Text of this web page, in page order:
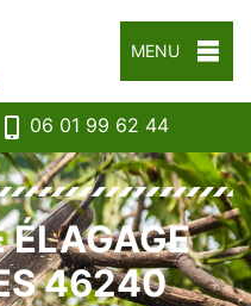
MENU
06 01 99 62 44
ÉLAGAGE
46240